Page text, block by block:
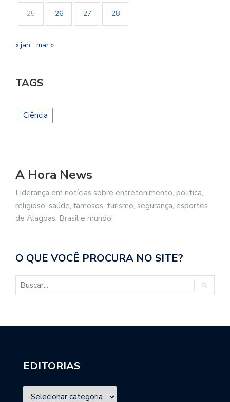
25 26 27 28
« jan mar »
TAGS
Ciência
A Hora News
Liderança em notícias sobre entretenimento, politica,
religioso, saúde, famosos, turismo, segurança, esportes
de Alagoas, Brasil e mundo!
O QUE VOCÊ PROCURA NO SITE?
EDITORIAS